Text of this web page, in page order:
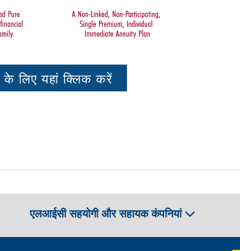
के लिए यहां क्लिक करें
एलआईसी सहयोगी और सहायक कंपनियां